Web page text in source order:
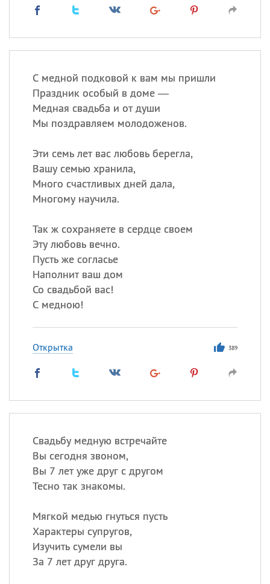
С медной подковой к вам мы пришли
Праздник особый в доме —
Медная свадьба и от души
Мы поздравляем молодоженов.
Эти семь лет вас любовь берегла,
Вашу семью хранила,
Много счастливых дней дала,
Многому научила.
Так ж сохраняете в сердце своем
Эту любовь вечно.
Пусть же согласье
Наполнит ваш дом
Со свадьбой вас!
С медною!
Открытка 389
Свадьбу медную встречайте
Вы сегодня звоном,
Вы 7 лет уже друг с другом
Тесно так знакомы.
Мягкой медью гнуться пусть
Характеры супругов,
Изучить сумели вы
За 7 лет друг друга.